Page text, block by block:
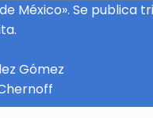
México». Se publica
Gómez